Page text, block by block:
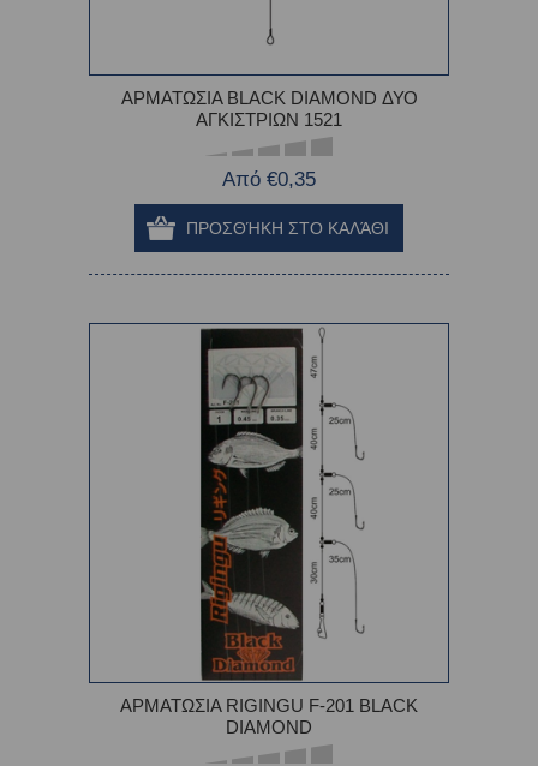
ΑΡΜΑΤΩΣΙΑ BLACK DIAMOND ΔΥΟ
ΑΓΚΙΣΤΡΙΩΝ 1521
Από €0,35
ΑΡΜΑΤΩΣΙΑ RIGINGU F-201 BLACK
DIAMOND